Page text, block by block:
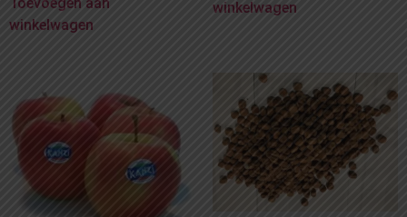
winkelwagen
winkelwagen